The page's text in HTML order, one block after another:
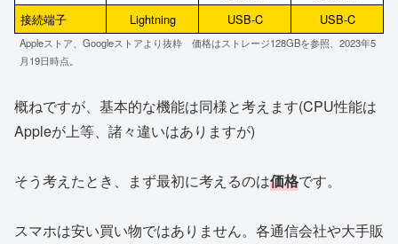
接続端子
Lightning USB-C USB-C
Appleストア、Googleストアより抜粋 価格はストレージ128GBを参照、2023年5
月19日時点。
概ねですが、基本的な機能は同様と考えます(CPU性能は
Appleが上等、諸々違いはありますが)
そう考えたとき、まず最初に考えるのは価格です。
スマホは安い買い物ではありません。各通信会社や大手販